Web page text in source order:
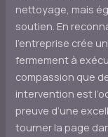
nettoyage, mais
soutien. En
l’entreprise crée
fermement à
compassion que
intervention est
preuve d’une
tourner la page